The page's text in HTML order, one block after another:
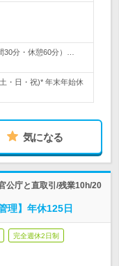
30分・休憩60分）…
・日・祝)* 年末年始休
気になる
公庁と直取引/残業10h/20
理】年休125日
完全週休2日制